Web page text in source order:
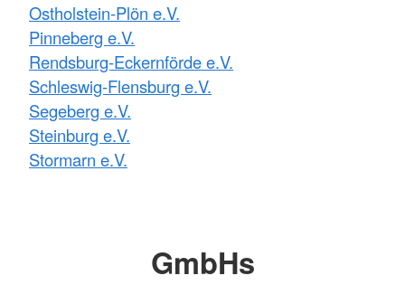
Ostholstein-Plön e.V.
Pinneberg e.V.
Rendsburg-Eckernförde e.V.
Schleswig-Flensburg e.V.
Segeberg e.V.
Steinburg e.V.
Stormarn e.V.
GmbHs